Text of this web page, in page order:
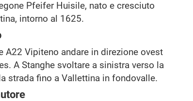
Pfeifer Huisile, nato e cresciuto
intorno al 1625.
A22 Vipiteno andare in direzione ovest
A Stanghe svoltare a sinistra verso la
strada fino a Vallettina in fondovalle.